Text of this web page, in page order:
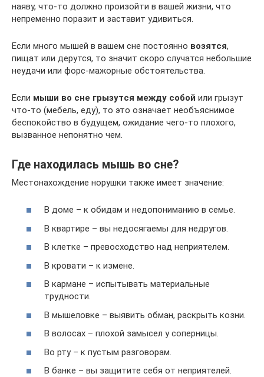
наяву, что-то должно произойти в вашей жизни, что
непременно поразит и заставит удивиться.
Если много мышей в вашем сне постоянно возятся,
пищат или дерутся, то значит скоро случатся небольшие
неудачи или форс-мажорные обстоятельства.
Если мыши во сне грызутся между собой или грызут
что-то (мебель, еду), то это означает необъяснимое
беспокойство в будущем, ожидание чего-то плохого,
вызванное непонятно чем.
Где находилась мышь во сне?
Местонахождение норушки также имеет значение:
В доме – к обидам и недопониманию в семье.
В квартире – вы недосягаемы для недругов.
В клетке – превосходство над неприятелем.
В кровати – к измене.
В кармане – испытывать материальные
трудности.
В мышеловке – выявить обман, раскрыть козни.
В волосах – плохой замысел у соперницы.
Во рту – к пустым разговорам.
В банке – вы защитите себя от неприятелей.